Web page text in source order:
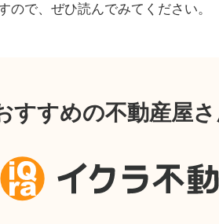
ので、ぜひ読んでみてください。
すすめの不動産屋